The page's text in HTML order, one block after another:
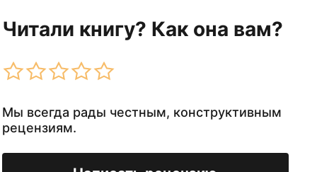
Читали книгу? Как она вам?
Мы всегда рады честным, конструктивным
рецензиям.